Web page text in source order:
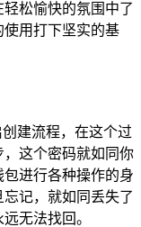
松愉快的氛围中了
用打下坚实的基
建流程，在这个过
这个密码就如同你
进行各种操作的身
记，就如同丢失了
无法找回。